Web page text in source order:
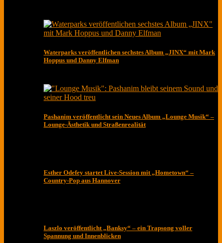
Waterparks veröffentlichen sechstes Album „JINX“ mit Mark
Hoppus und Danny Elfman
Pashanim veröffentlicht sein Neues Album „Lounge Musik“ –
Lounge-Ästhetik und Straßenrealität
Esther Odefey startet Live-Session mit „Hometown“ –
Country-Pop aus Hannover
Laszlo veröffentlicht „Banksy“ – ein Trapsong voller
Spannung und Innenblicken